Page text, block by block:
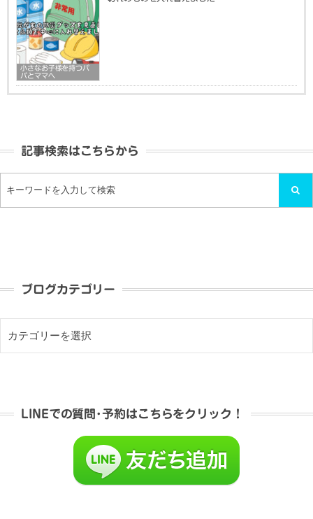
小さなお子様を持つパ
パとママへ
記事検索はこちらから
ブログカテゴリー
LINEでの質問･予約はこちらをクリック！